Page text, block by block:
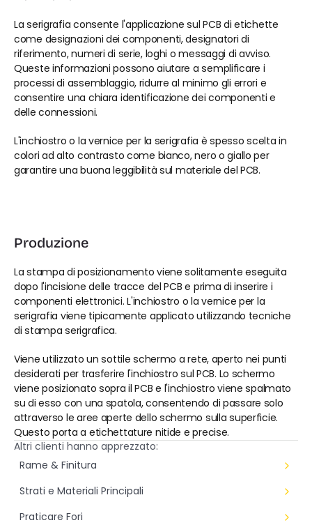
La serigrafia consente l'applicazione sul PCB di etichette
come designazioni dei componenti, designatori di
riferimento, numeri di serie, loghi o messaggi di avviso.
Queste informazioni possono aiutare a semplificare i
processi di assemblaggio, ridurre al minimo gli errori e
consentire una chiara identificazione dei componenti e
delle connessioni.
L'inchiostro o la vernice per la serigrafia è spesso scelta in
colori ad alto contrasto come bianco, nero o giallo per
garantire una buona leggibilità sul materiale del PCB.
Produzione
La stampa di posizionamento viene solitamente eseguita
dopo l'incisione delle tracce del PCB e prima di inserire i
componenti elettronici. L'inchiostro o la vernice per la
serigrafia viene tipicamente applicato utilizzando tecniche
di stampa serigrafica.
Viene utilizzato un sottile schermo a rete, aperto nei punti
desiderati per trasferire l'inchiostro sul PCB. Lo schermo
viene posizionato sopra il PCB e l'inchiostro viene spalmato
su di esso con una spatola, consentendo di passare solo
attraverso le aree aperte dello schermo sulla superficie.
Questo porta a etichettature nitide e precise.
Altri clienti hanno apprezzato:
Rame & Finitura
Strati e Materiali Principali
Praticare Fori